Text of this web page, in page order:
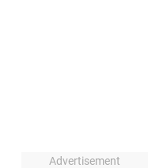
Advertisement